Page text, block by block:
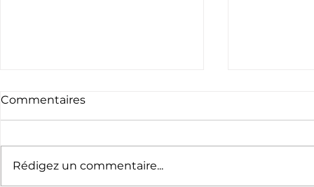
Commentaires
Rédigez un commentaire...